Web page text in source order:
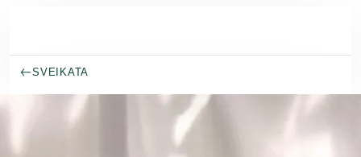
SVEIKATA